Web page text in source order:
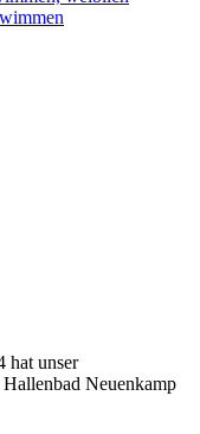
hat unser
Neuenkamp